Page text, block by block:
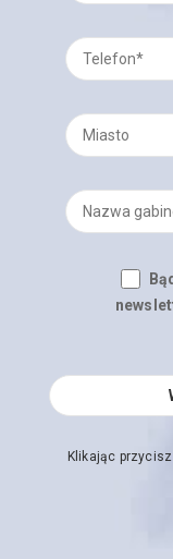
Klikając